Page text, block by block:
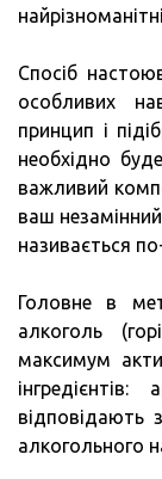
Спосіб
особливих
принцип і
необхідно
важливий
ваш
називається
Головне в
алкоголь
максимум
відповідають
алкогольного